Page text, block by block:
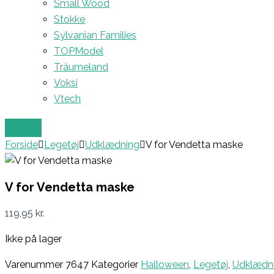
Small Wood
Stokke
Sylvanian Families
TOPModel
Träumeland
Voksi
Vtech
Forside Legetøj Udklædning V for Vendetta maske
V for Vendetta maske
119,95 kr.
Ikke på lager
Varenummer 7647 Kategorier Halloween, Legetøj,